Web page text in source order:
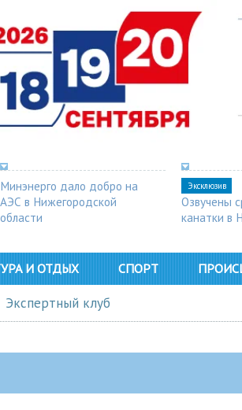
Минэнерго дало добро на
АЭС в Нижегородской
области
Эксклюзив
Озвучены
канатки в
И ОТДЫХ СПОРТ
Экспертный клуб